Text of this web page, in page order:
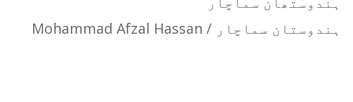
ہندوستان سماچار / Mohammad Afzal Hassan